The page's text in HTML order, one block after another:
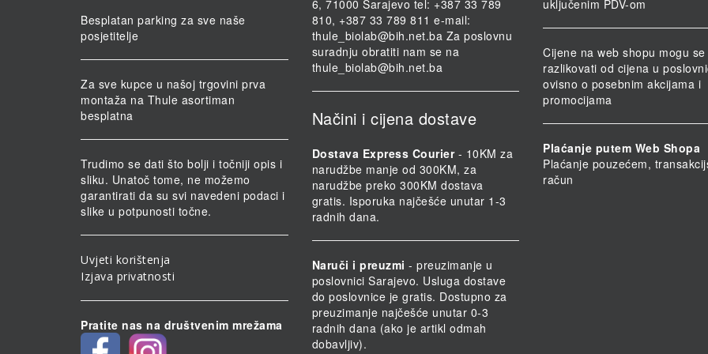
Besplatan parking za sve naše
posjetitelje
Za sve kupce u našoj trgovini prva
montaža na Thule asortiman
besplatna
Trudimo se dati što bolji i točniji opis i
sliku. Unatoč tome, ne možemo
garantirati da su svi navedeni podaci i
slike u potpunosti točne.
Uvjeti korištenja
Izjava privatnosti
Pratite nas na društvenim mrežama
6, 71000 Sarajevo tel: +387 33 789
810, +387 33 789 811 e-mail:
thule_biolab@bih.net.ba Za poslovnu
suradnju obratiti nam se na
thule_biolab@bih.net.ba
Načini i cijena dostave
Dostava Express Courier- 10KM za
narudžbe manje od 300KM, za
narudžbe preko 300KM dostava
gratis. Isporuka najčešće unutar 1-3
radnih dana.
Naruči i preuzmi - preuzimanje u
poslovnici Sarajevo. Usluga dostave
do poslovnice je gratis. Dostupno za
preuzimanje najčešće unutar 0-3
radnih dana (ako je artikl odmah
dobavljiv).
uključenim PDV-om
Cijene na web shopu mogu se
razlikovati od cijena u
ovisno o posebnim akcijama i
promocijama
Plaćanje putem Web Shopa
Plaćanje pouzećem,
račun